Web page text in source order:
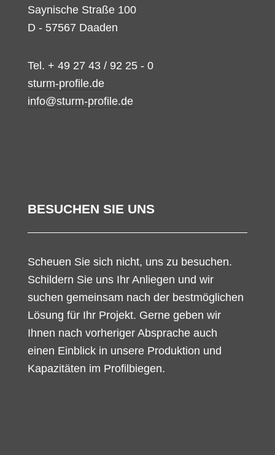
Saynische Straße 100
D - 57567 Daaden
Tel. + 49 27 43 / 92 25 - 0
sturm-profile.de
info@sturm-profile.de
BESUCHEN SIE UNS
Scheuen Sie sich nicht, uns zu besuchen.
Schildern Sie uns Ihr Anliegen und wir
suchen gemeinsam nach der bestmöglichen
Lösung für Ihr Projekt. Gerne geben wir
Ihnen nach vorheriger Absprache auch
einen Einblick in unsere Produktion und
Kapazitäten im Profilbiegen.